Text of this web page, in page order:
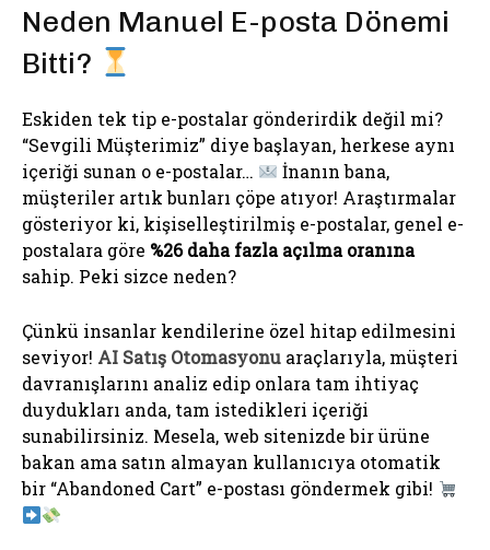
Neden Manuel E-posta Dönemi
Bitti?
Eskiden tek tip e-postalar gönderirdik değil mi?
“Sevgili Müşterimiz” diye başlayan, herkese aynı
içeriği sunan o e-postalar…
İnanın bana,
müşteriler artık bunları çöpe atıyor! Araştırmalar
gösteriyor ki, kişiselleştirilmiş e-postalar, genel e-
postalara göre %26 daha fazla açılma oranına
sahip. Peki sizce neden?
Çünkü insanlar kendilerine özel hitap edilmesini
seviyor! AI Satış Otomasyonu araçlarıyla, müşteri
davranışlarını analiz edip onlara tam ihtiyaç
duydukları anda, tam istedikleri içeriği
sunabilirsiniz. Mesela, web sitenizde bir ürüne
bakan ama satın almayan kullanıcıya otomatik
bir “Abandoned Cart” e-postası göndermek gibi!